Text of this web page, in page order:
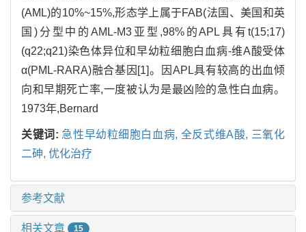
(AML)的10%~15%,形态学上属于FAB(法国、美国和英
国)分型中的AML-M3亚型,98%的APL具有t(15;17)
(q22;q21)染色体异位和早幼粒细胞白血病-维A酸受体
α(PML-RARA)融合基因[1]。因APL具有较高的出血倾
向和早期死亡率,一度被认为是最凶险的急性白血病。
1973年,Bernard
关键词: 急性早幼粒细胞白血病, 全反式维A酸, 三氧化
二砷, 优化治疗
参考文献
相关文章 15